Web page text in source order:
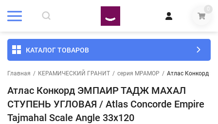
0
КАТАЛОГ ТОВАРОВ
Главная / КЕРАМИЧЕСКИЙ ГРАНИТ / серия МРАМОР / Атлас Конкорд
Атлас Конкорд ЭМПАИР ТАДЖ МАХАЛ
СТУПЕНЬ УГЛОВАЯ / Atlas Concorde Empire
Tajmahal Scale Angle 33x120